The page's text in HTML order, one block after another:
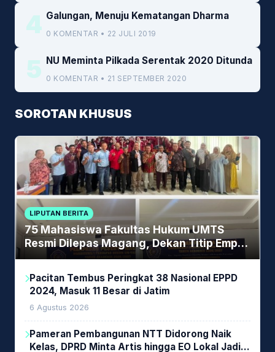
4 Galungan, Menuju Kematangan Dharma
0 KOMENTAR • 22 JULI 2019
5 NU Meminta Pilkada Serentak 2020 Ditunda
0 KOMENTAR • 21 SEPTEMBER 2020
SOROTAN KHUSUS
LIPUTAN BERITA
75 Mahasiswa Fakultas Hukum UMTS
Resmi Dilepas Magang, Dekan Titip Empat
Pesan Penting
Pacitan Tembus Peringkat 38 Nasional EPPD
2024, Masuk 11 Besar di Jatim
6 Agustus 2026
Pameran Pembangunan NTT Didorong Naik
Kelas, DPRD Minta Artis hingga EO Lokal Jadi